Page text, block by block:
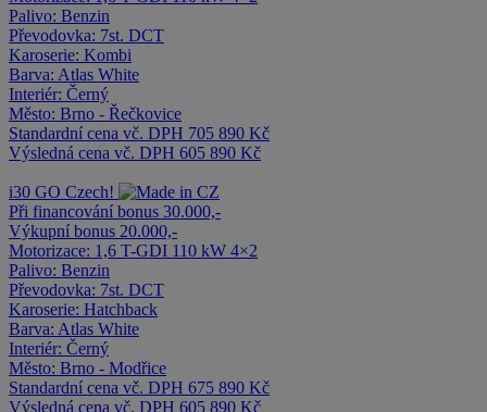
Palivo: Benzin
Převodovka: 7st. DCT
Karoserie: Kombi
Barva: Atlas White
Interiér: Černý
Město: Brno - Řečkovice
Standardní cena vč. DPH 705 890 Kč
Výsledná cena vč. DPH 605 890 Kč
i30 GO Czech!
Při financování bonus 30.000,-
Výkupní bonus 20.000,-
Motorizace: 1,6 T-GDI 110 kW 4×2
Palivo: Benzin
Převodovka: 7st. DCT
Karoserie: Hatchback
Barva: Atlas White
Interiér: Černý
Město: Brno - Modřice
Standardní cena vč. DPH 675 890 Kč
Výsledná cena vč. DPH 605 890 Kč